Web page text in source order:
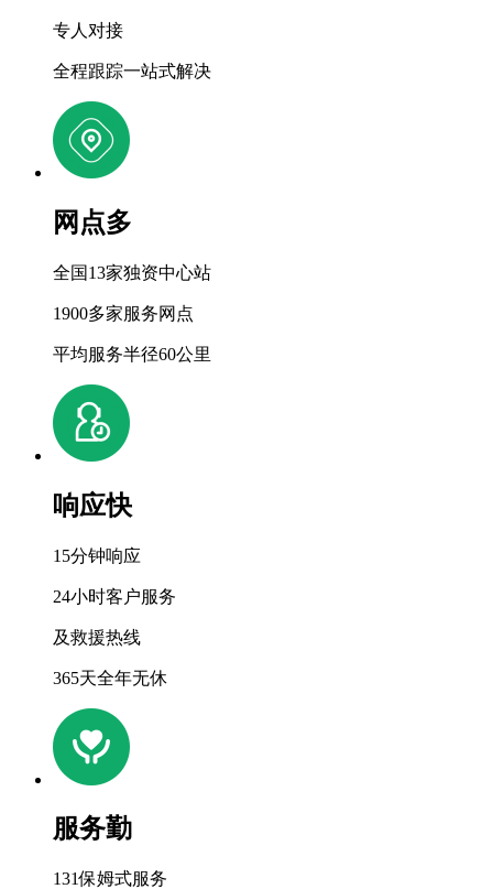
专人对接
全程跟踪一站式解决
网点多
全国13家独资中心站
1900多家服务网点
平均服务半径60公里
响应快
15分钟响应
24小时客户服务
及救援热线
365天全年无休
服务勤
131保姆式服务